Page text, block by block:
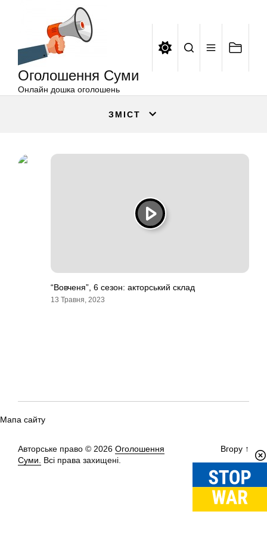
Оголошення Суми
Онлайн дошка оголошень
ЗМІСТ
“Вовченя”, 6 сезон: акторський склад
13 Травня, 2023
Мапа сайту
Авторське право © 2026 Оголошення
Суми.
Всі права захищені.
Вгору ↑